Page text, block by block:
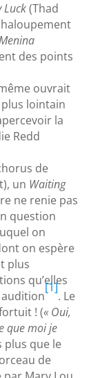
Luck(Thad
des points
ouvrait
lointain
la
Redd
de
un Waiting
ne renie pas
question
on
on espère
plus
qu’elles
[1]
. Le
! (« Oui,
que moi je
plus que le
de